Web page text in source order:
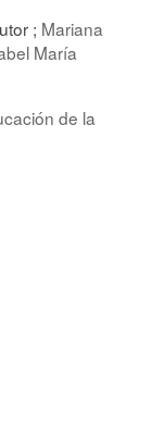
; Mariana
María
de la